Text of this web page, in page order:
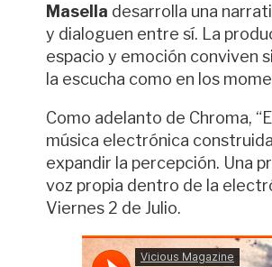
Masella desarrolla una
y dialoguen entre sí. La
espacio y emoción conviven
la escucha como en los
Como adelanto de Chroma,
música electrónica
expandir la percepción. Una
voz propia dentro de la
Viernes 2 de Julio.